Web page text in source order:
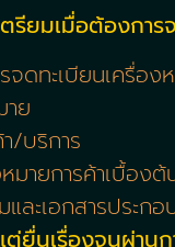
ยมเมื่อต้องการ
จดทะเบียนเครื่อง
าย
/บริการ
มายการค้าเบื้อง
ละเอกสารประกอ
ต่ยื่นเรื่องจนผ่าน